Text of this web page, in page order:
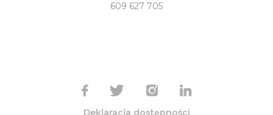
609 627 705